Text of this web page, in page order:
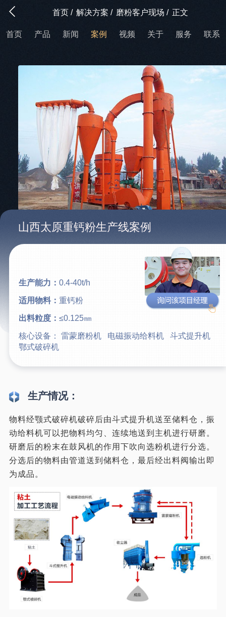
首页 / 解决方案 / 磨粉客户现场 / 正文
首页 产品 新闻 案例 视频 关于 服务 联系
山西太原重钙粉生产线案例
生产能力：0.4-40t/h
适用物料：重钙粉
出料粒度：≤0.125㎜
核心设备：雷蒙磨粉机 电磁振动给料机
斗式提升机
鄂式破碎机
生产情况：
物料经颚式破碎机破碎后由斗式提升机送至储料仓，振
动给料机可以把物料均匀、连续地送到主机进行研磨。
研磨后的粉末在鼓风机的作用下吹向选粉机进行分选。
分选后的物料由管道送到储料仓，最后经出料阀输出即
为成品。